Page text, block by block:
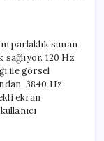
parlaklık sunan
120 Hz
ile görsel
3840 Hz
ekran